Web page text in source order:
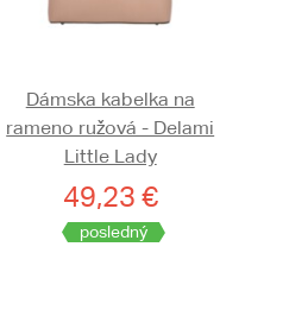
Dámska kabelka na
rameno ružová - Delami
Little Lady
49,23 €
posledný